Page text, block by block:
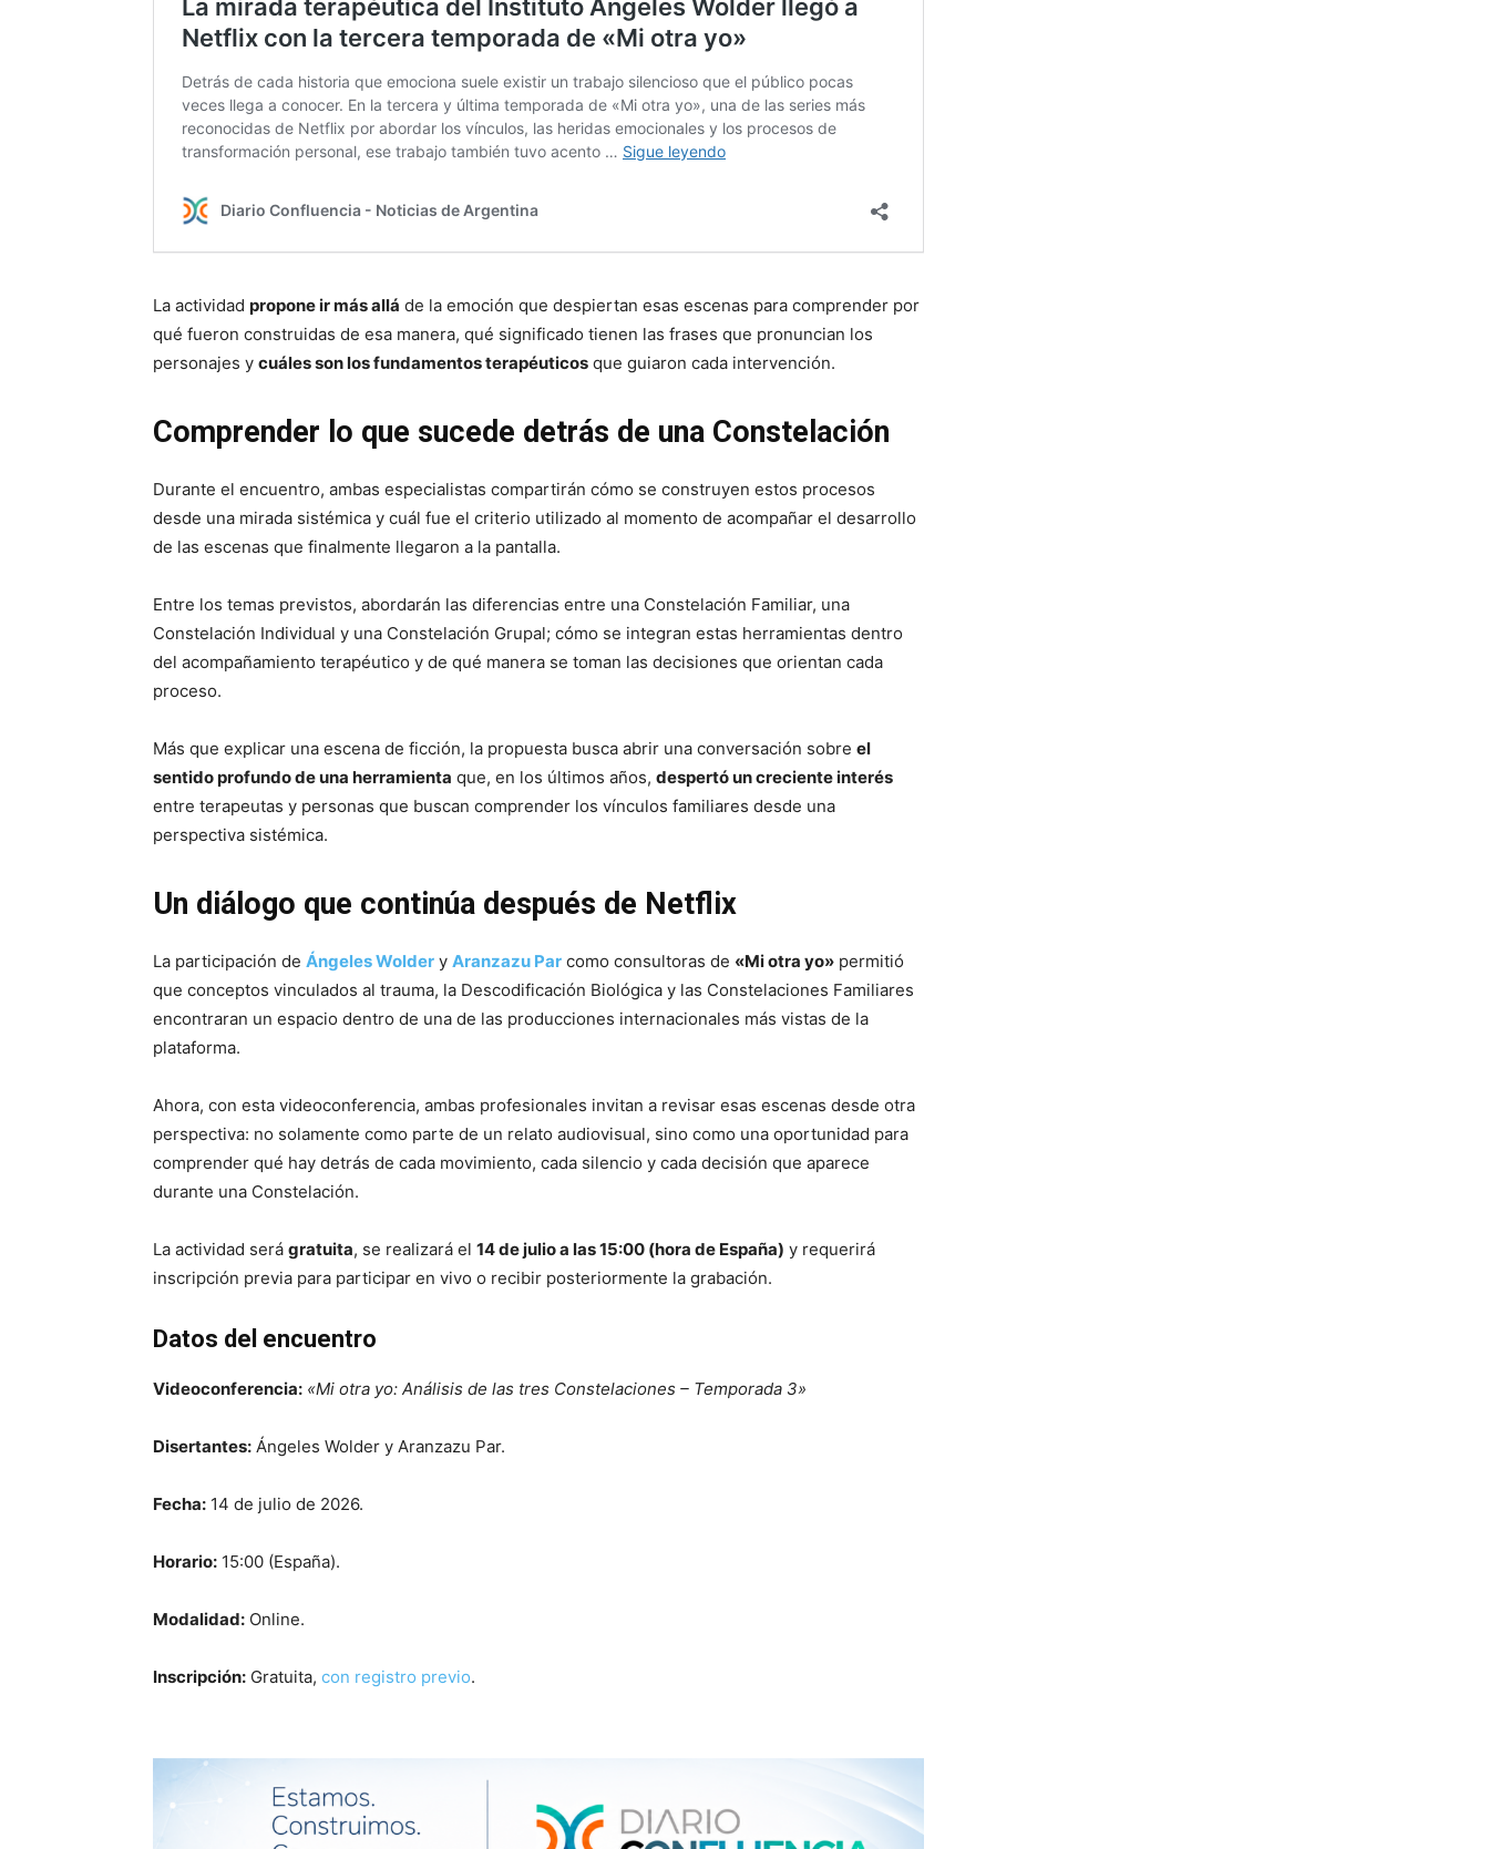
La actividad propone ir más allá de la emoción que despiertan esas escenas para comprender por
qué fueron construidas de esa manera, qué significado tienen las frases que pronuncian los
personajes y cuáles son los fundamentos terapéuticos que guiaron cada intervención.
Comprender lo que sucede detrás de una Constelación
Durante el encuentro, ambas especialistas compartirán cómo se construyen estos procesos
desde una mirada sistémica y cuál fue el criterio utilizado al momento de acompañar el desarrollo
de las escenas que finalmente llegaron a la pantalla.
Entre los temas previstos, abordarán las diferencias entre una Constelación Familiar, una
Constelación Individual y una Constelación Grupal; cómo se integran estas herramientas dentro
del acompañamiento terapéutico y de qué manera se toman las decisiones que orientan cada
proceso.
Más que explicar una escena de ficción, la propuesta busca abrir una conversación sobre el
sentido profundo de una herramienta que, en los últimos años, despertó un creciente interés
entre terapeutas y personas que buscan comprender los vínculos familiares desde una
perspectiva sistémica.
Un diálogo que continúa después de Netflix
La participación de Ángeles Wolder y Aranzazu Par como consultoras de «Mi otra yo» permitió
que conceptos vinculados al trauma, la Descodificación Biológica y las Constelaciones Familiares
encontraran un espacio dentro de una de las producciones internacionales más vistas de la
plataforma.
Ahora, con esta videoconferencia, ambas profesionales invitan a revisar esas escenas desde otra
perspectiva: no solamente como parte de un relato audiovisual, sino como una oportunidad para
comprender qué hay detrás de cada movimiento, cada silencio y cada decisión que aparece
durante una Constelación.
La actividad será gratuita, se realizará el 14 de julio a las 15:00 (hora de España) y requerirá
inscripción previa para participar en vivo o recibir posteriormente la grabación.
Datos del encuentro
Videoconferencia: «Mi otra yo: Análisis de las tres Constelaciones – Temporada 3»
Disertantes: Ángeles Wolder y Aranzazu Par.
Fecha: 14 de julio de 2026.
Horario: 15:00 (España).
Modalidad: Online.
Inscripción: Gratuita, con registro previo.